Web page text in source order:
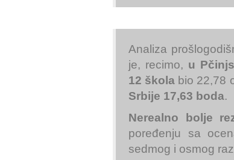
Analiza
je, recimo, u
12 škola bio 22,78
Srbije 17,63 boda.
Nerealno bolje
poređenju sa
sedmog i osmog